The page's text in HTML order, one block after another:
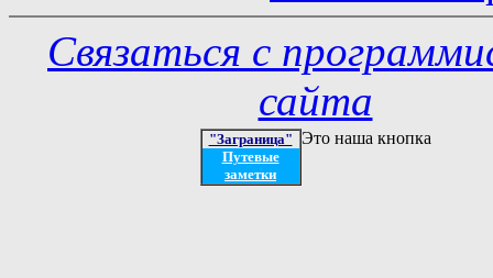
Связаться с
сайта
"Заграница"
Путевые
заметки
Это наша кнопка